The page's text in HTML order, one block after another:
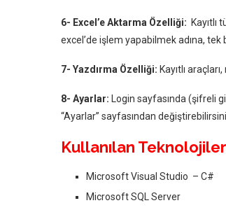
6- Excel’e Aktarma Özelliği:
excel’de işlem yapabilmek adına,
7- Yazdırma Özelliği: Kayıtlı
8- Ayarlar:
Login sayfasında (şifreli
“Ayarlar” sayfasından
Kullanılan
Microsoft Visual Studio – C#
Microsoft SQL Server